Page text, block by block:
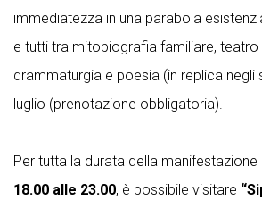
immediatezza in una parabola
e tutti tra mitobiografia familiare, teatro
drammaturgia e poesia (in replica negli
luglio (prenotazione obbligatoria).
Per tutta la durata della manifestazione
18.00 alle 23.00, è possibile visitare